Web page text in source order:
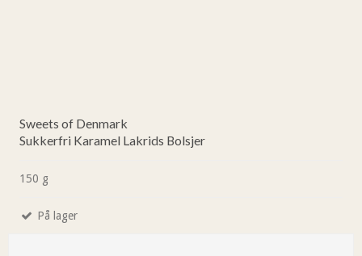
Sweets of Denmark
Sukkerfri Karamel Lakrids Bolsjer
150 g
På lager